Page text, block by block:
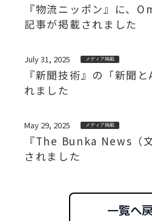
『物流ニッポン』に、
記事が掲載されました
July 31, 2025 メディア掲載
『新聞技術』の「新聞
れました
May 29, 2025 メディア掲載
『The Bunka News（
されました
一覧へ